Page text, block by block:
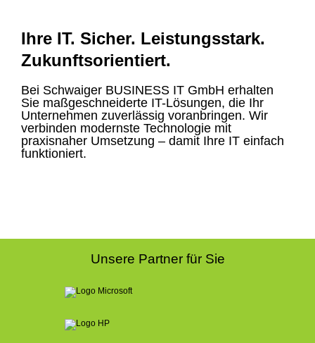
Ihre IT. Sicher. Leistungsstark.
Zukunftsorientiert.
Bei Schwaiger BUSINESS IT GmbH erhalten
Sie maßgeschneiderte IT-Lösungen, die Ihr
Unternehmen zuverlässig voranbringen. Wir
verbinden modernste Technologie mit
praxisnaher Umsetzung – damit Ihre IT einfach
funktioniert.
Unsere Partner für Sie